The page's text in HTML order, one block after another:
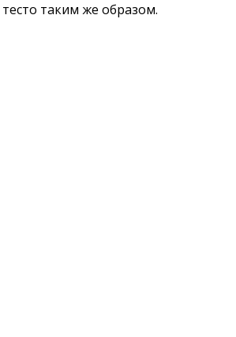
таким же образом.